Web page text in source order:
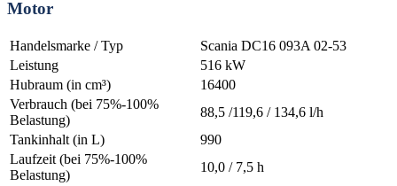
Motor
Handelsmarke / Typ
Scania DC16 093A 02-53
Leistung
516 kW
Hubraum (in cm³)
16400
Verbrauch (bei 75%-100%
Belastung)
88,5 /119,6 / 134,6 l/h
Tankinhalt (in L)
990
Laufzeit (bei 75%-100%
Belastung)
10,0 / 7,5 h